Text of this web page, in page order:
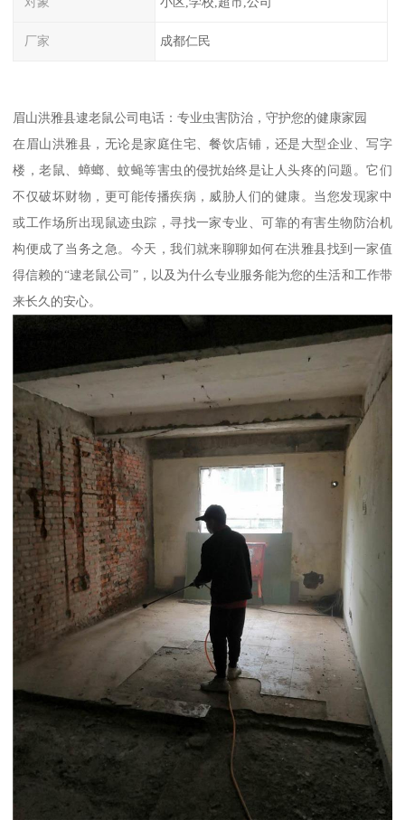
厂家 成都仁民
眉山洪雅县逮老鼠公司电话：专业虫害防治，守护您的健康家园
在眉山洪雅县，无论是家庭住宅、餐饮店铺，还是大型企业、写字
楼，老鼠、蟑螂、蚊蝇等害虫的侵扰始终是让人头疼的问题。它们
不仅破坏财物，更可能传播疾病，威胁人们的健康。当您发现家中
或工作场所出现鼠迹虫踪，寻找一家专业、可靠的有害生物防治机
构便成了当务之急。今天，我们就来聊聊如何在洪雅县找到一家值
得信赖的“逮老鼠公司”，以及为什么专业服务能为您的生活和工作带
来长久的安心。